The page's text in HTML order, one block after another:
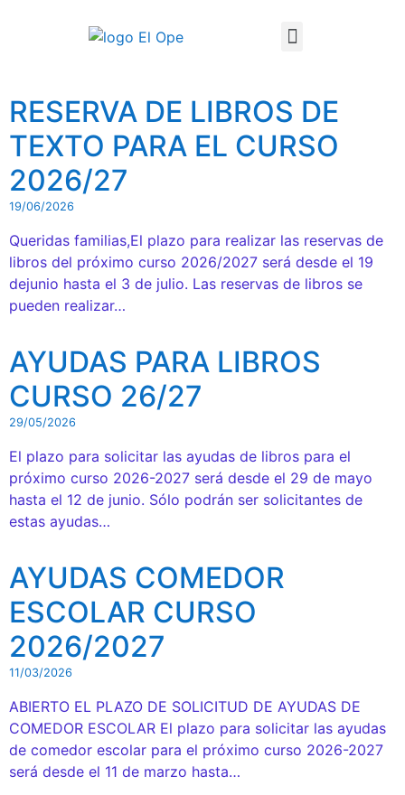
RESERVA DE LIBROS DE
TEXTO PARA EL CURSO
2026/27
19/06/2026
Queridas familias,El plazo para realizar las reservas de
libros del próximo curso 2026/2027 será desde el 19
dejunio hasta el 3 de julio. Las reservas de libros se
pueden realizar…
AYUDAS PARA LIBROS
CURSO 26/27
29/05/2026
El plazo para solicitar las ayudas de libros para el
próximo curso 2026-2027 será desde el 29 de mayo
hasta el 12 de junio. Sólo podrán ser solicitantes de
estas ayudas…
AYUDAS COMEDOR
ESCOLAR CURSO
2026/2027
11/03/2026
ABIERTO EL PLAZO DE SOLICITUD DE AYUDAS DE
COMEDOR ESCOLAR El plazo para solicitar las ayudas
de comedor escolar para el próximo curso 2026-2027
será desde el 11 de marzo hasta…